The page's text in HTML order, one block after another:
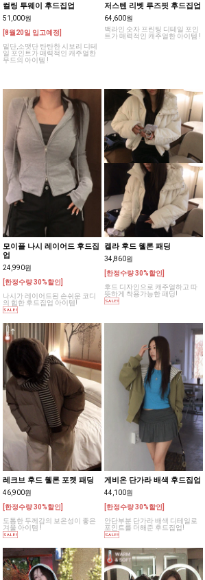
컬링 투웨이 후드집업
51,000원
[8월20일 입고예정]
밑단,소맷단 탄탄한 시보리 디테
일 포인트가 매력적인 캐주얼한
무드의 아이템 !
저스텐 리벳 루즈핏 후드집업
64,600원
백라인 숫자 프린팅 디테일 포인
트가 매력적인 캐주얼한 아이템 !
모이플 나시 레이어드 후드집
업
24,990원
[한정수량 30%할인]
나시가 레이어드된 손쉬운 코디
의 힙한 후드집업 아이템!
켈라 후드 웰론 패딩
34,860원
[한정수량 30%할인]
후드 디자인으로 캐주얼하고 따
뜻하게 착용가능한 패딩!
레크브 후드 웰론 포켓 패딩
46,900원
[한정수량 30%할인]
도톰한 두께감의 보온성이 좋은
겨울 아이템 !
게비온 단가라 배색 후드집업
44,100원
[한정수량 30%할인]
안단부분 단가라 배색 디테일로
포인트를 더해준 후드집업!